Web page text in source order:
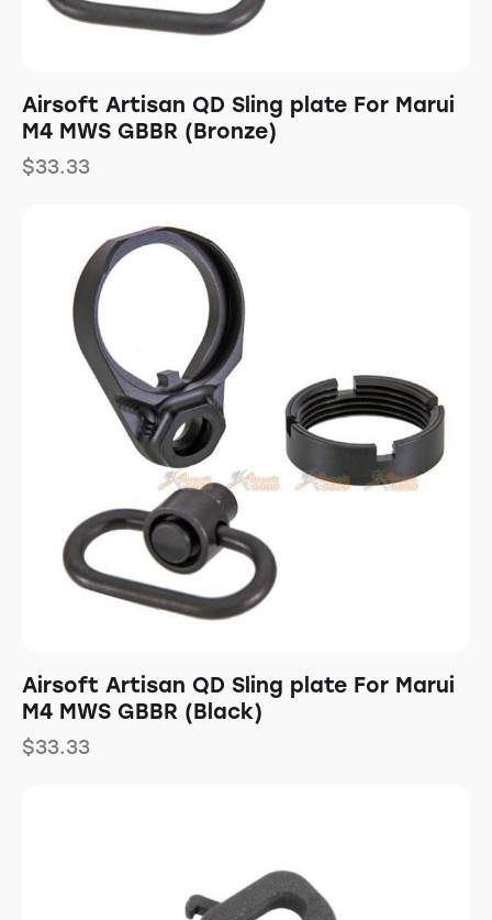
Airsoft Artisan QD Sling plate For Marui
M4 MWS GBBR (Bronze)
$33.33
Airsoft Artisan QD Sling plate For Marui
M4 MWS GBBR (Black)
$33.33